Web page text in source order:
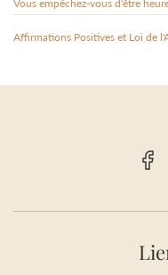
Vous empêchez-vous d'être
Affirmations Positives et Loi de